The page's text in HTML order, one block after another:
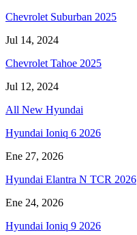
Chevrolet Suburban 2025
Jul 14, 2024
Chevrolet Tahoe 2025
Jul 12, 2024
All New Hyundai
Hyundai Ioniq 6 2026
Ene 27, 2026
Hyundai Elantra N TCR 2026
Ene 24, 2026
Hyundai Ioniq 9 2026